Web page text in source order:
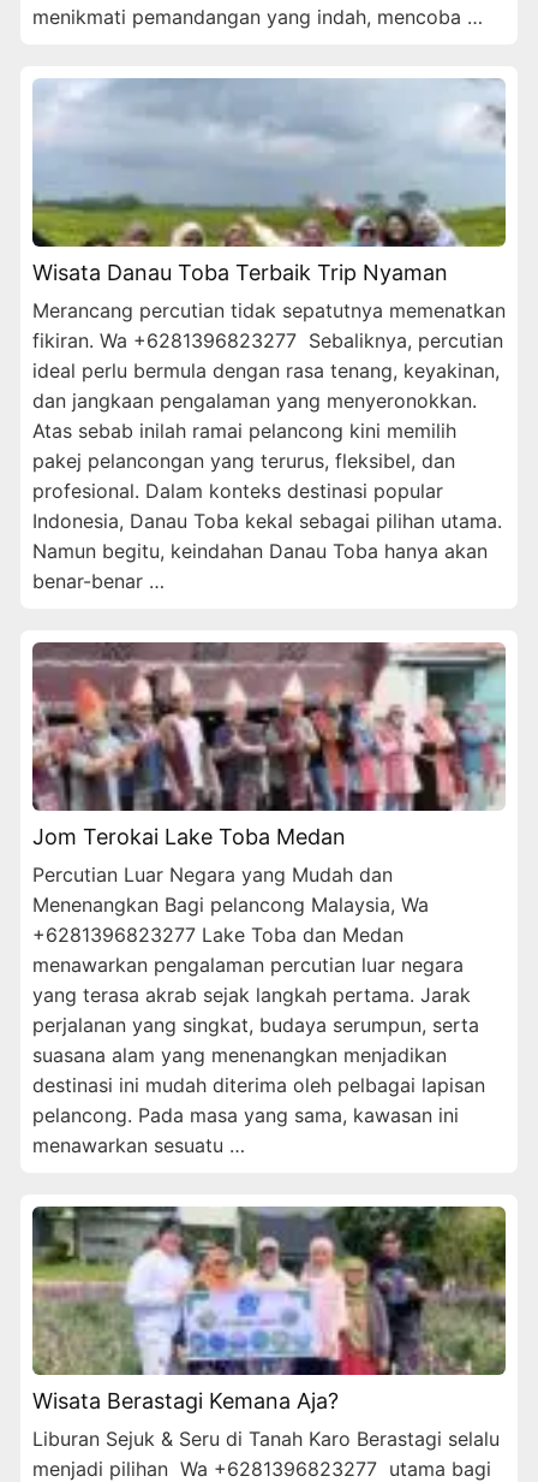
menikmati pemandangan yang indah, mencoba …
Wisata Danau Toba Terbaik Trip Nyaman
Merancang percutian tidak sepatutnya memenatkan
fikiran. Wa +6281396823277 Sebaliknya, percutian
ideal perlu bermula dengan rasa tenang, keyakinan,
dan jangkaan pengalaman yang menyeronokkan.
Atas sebab inilah ramai pelancong kini memilih
pakej pelancongan yang terurus, fleksibel, dan
profesional. Dalam konteks destinasi popular
Indonesia, Danau Toba kekal sebagai pilihan utama.
Namun begitu, keindahan Danau Toba hanya akan
benar-benar …
Jom Terokai Lake Toba Medan
Percutian Luar Negara yang Mudah dan
Menenangkan Bagi pelancong Malaysia, Wa
+6281396823277 Lake Toba dan Medan
menawarkan pengalaman percutian luar negara
yang terasa akrab sejak langkah pertama. Jarak
perjalanan yang singkat, budaya serumpun, serta
suasana alam yang menenangkan menjadikan
destinasi ini mudah diterima oleh pelbagai lapisan
pelancong. Pada masa yang sama, kawasan ini
menawarkan sesuatu …
Wisata Berastagi Kemana Aja?
Liburan Sejuk & Seru di Tanah Karo Berastagi selalu
menjadi pilihan Wa +6281396823277 utama bagi